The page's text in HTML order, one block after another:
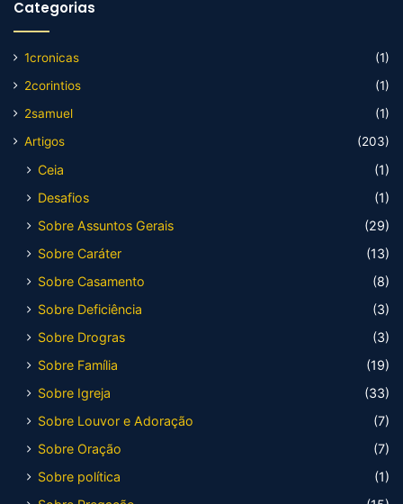
Categorias
1cronicas
(1)
2corintios
(1)
2samuel
(1)
Artigos
(203)
Ceia
(1)
Desafios
(1)
Sobre Assuntos Gerais
(29)
Sobre Caráter
(13)
Sobre Casamento
(8)
Sobre Deficiência
(3)
Sobre Drogras
(3)
Sobre Família
(19)
Sobre Igreja
(33)
Sobre Louvor e Adoração
(7)
Sobre Oração
(7)
Sobre política
(1)